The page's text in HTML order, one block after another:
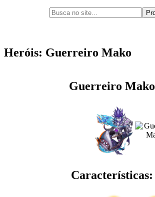
Heróis: Guerreiro Mako
Guerreiro Mako
Características: